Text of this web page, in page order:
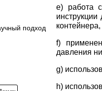
подход
e) работа
f)
давления
g)
h)